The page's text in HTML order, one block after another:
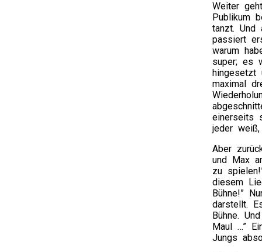
Weiter
Publikum
tanzt. Und
passiert
warum
super; es
hingesetzt
maximal
einerseits
jeder
Aber
und Max
zu
diesem
Bühne!”
darstellt.
Bühne.
Maul …”
Jungs